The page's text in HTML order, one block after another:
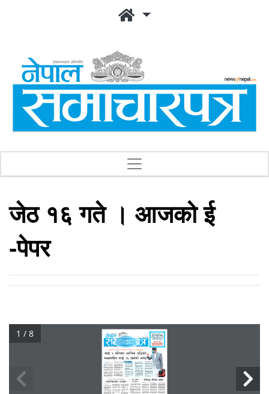
जेठ १६ गते । आजको ई
-पेपर
1 / 8